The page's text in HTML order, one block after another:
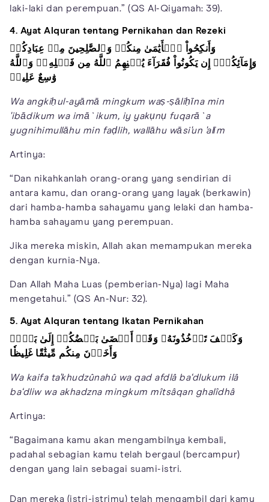
laki-laki dan perempuan.” (QS Al-Qiyamah: 39).
4. Ayat Alquran tentang Pernikahan dan Rezeki
وَأَنكِحُواْ ٱلۡأَيَٰمَىٰ مِنكُمۡ وَٱلصَّٰلِحِينَ مِنۡ عِبَادِكُمۡ
وَإِمَآئِكُمۡۚ إِن يَكُونُواْ فُقَرَآءَ يُغۡنِهِمُ ٱللَّهُ مِن فَضۡلِهِۦۗ وَٱللَّهُ
وَٰسِعٌ عَلِيمٞ
Wa angkiḥul-ayāmā mingkum waṣ-ṣāliḥīna min
'ibādikum wa imā`ikum, iy yakụnụ fuqarā`a
yugnihimullāhu min faḍlih, wallāhu wāsi'un 'alīm
Artinya:
“Dan nikahkanlah orang-orang yang sendirian di
antara kamu, dan orang-orang yang layak (berkawin)
dari hamba-hamba sahayamu yang lelaki dan hamba-
hamba sahayamu yang perempuan.
Jika mereka miskin, Allah akan memampukan mereka
dengan kurnia-Nya.
Dan Allah Maha Luas (pemberian-Nya) lagi Maha
mengetahui.” (QS An-Nur: 32).
5. Ayat Alquran tentang Ikatan Pernikahan
وَكَيۡفَ تَأۡخُذُونَهُۥ وَقَدۡ أَفۡضَىٰ بَعۡضُكُمۡ إِلَىٰ بَعۡضٖ
وَأَخَذۡنَ مِنكُم مِّيثَٰقًا غَلِيظٗا
Wa kaifa ta'khudzûnahû wa qad afdlâ ba‘dlukum ilâ
ba‘dliw wa akhadzna mingkum mîtsâqan ghalîdhâ
Artinya:
“Bagaimana kamu akan mengambilnya kembali,
padahal sebagian kamu telah bergaul (bercampur)
dengan yang lain sebagai suami-istri.
Dan mereka (istri-istrimu) telah mengambil dari kamu